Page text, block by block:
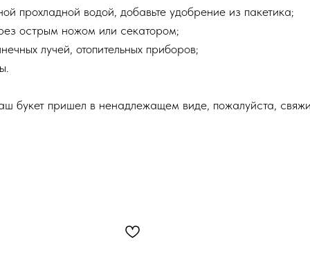
прохладной водой, добавьте удобрение из пакетика;
острым ножом или секатором;
лучей, отопительных приборов;
букет пришел в ненадлежащем виде, пожалуйста,